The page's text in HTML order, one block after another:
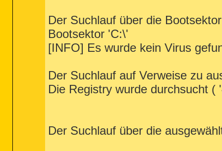
Der Suchlauf über die
Bootsektor 'C:\'
[INFO] Es wurde kein Virus
Der Suchlauf auf Verweise zu
Die Registry wurde durchsucht (
Der Suchlauf über die